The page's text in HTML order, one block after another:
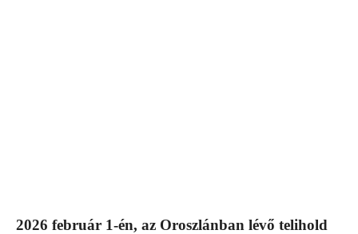
2026 február 1-én, az Oroszlánban lévő telihold